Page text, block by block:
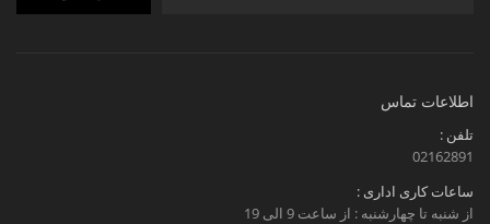
اطلاعات تماس
تلفن :
02162891
ساعات کاری اداری :
از شنبه تا چهارشنبه : از ساعت 9 الی 19